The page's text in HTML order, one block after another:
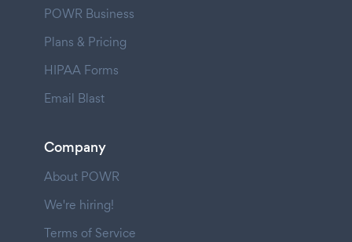
POWR Business
Plans & Pricing
HIPAA Forms
Email Blast
Company
About POWR
We're hiring!
Terms of Service